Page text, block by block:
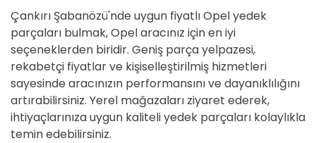
Çankırı Şabanözü'nde uygun fiyatlı Opel yedek
parçaları bulmak, Opel aracınız için en iyi
seçeneklerden biridir. Geniş parça yelpazesi,
rekabetçi fiyatlar ve kişiselleştirilmiş hizmetleri
sayesinde aracınızın performansını ve dayanıklılığını
artırabilirsiniz. Yerel mağazaları ziyaret ederek,
ihtiyaçlarınıza uygun kaliteli yedek parçaları kolaylıkla
temin edebilirsiniz.